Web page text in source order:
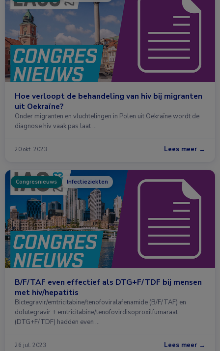
Hoe verloopt de behandeling van hiv bij migranten
uit Oekraïne?
Onder migranten en vluchtelingen in Polen uit Oekraïne wordt de
diagnose hiv vaak pas laat …
20 okt. 2023 Lees meer →
Congresnieuws Infectieziekten
B/F/TAF even effectief als DTG+F/TDF bij mensen
met hiv/hepatitis
Bictegravir/emtricitabine/tenofoviralafenamide (B/F/TAF) en
dolutegravir + emtricitabine/tenofovirdisoproxilfumaraat
(DTG+F/TDF) hadden even …
26 jul. 2023 Lees meer →